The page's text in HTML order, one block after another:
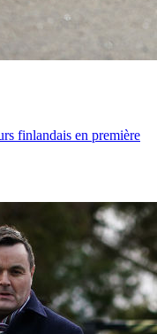
finlandais en première